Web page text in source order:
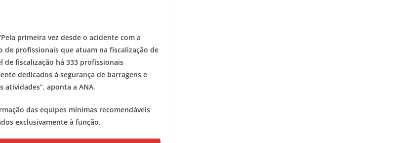
primeira vez desde o acidente com a
de profissionais que atuam na fiscalização de
de fiscalização há 333 profissionais
dedicados à segurança de barragens e
atividades”, aponta a ANA.
das equipes mínimas recomendáveis
exclusivamente à função.